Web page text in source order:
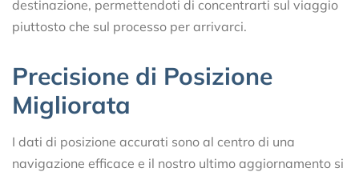
destinazione, permettendoti di concentrarti sul viaggio
piuttosto che sul processo per arrivarci.
Precisione di Posizione
Migliorata
I dati di posizione accurati sono al centro di una
navigazione efficace e il nostro ultimo aggiornamento si